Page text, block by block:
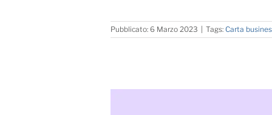
Pubblicato: 6 Marzo 2023 Tags: Carta